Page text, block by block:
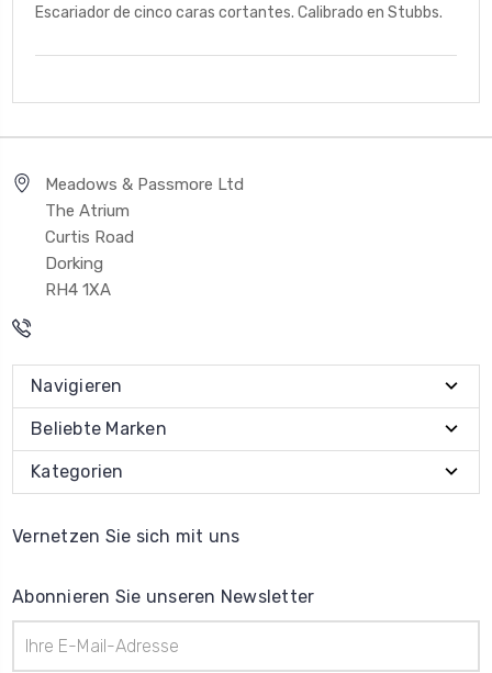
Escariador de cinco caras cortantes. Calibrado en Stubbs.
Meadows & Passmore Ltd
The Atrium
Curtis Road
Dorking
RH4 1XA
Navigieren
Beliebte Marken
Kategorien
Vernetzen Sie sich mit uns
Abonnieren Sie unseren Newsletter
Mail-